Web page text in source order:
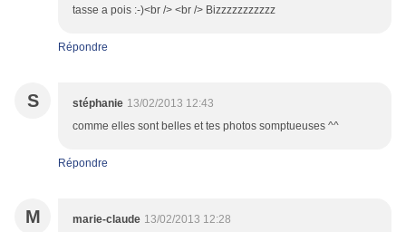
tasse a pois :-)<br /> <br /> Bizzzzzzzzzzz
Répondre
S stéphanie 13/02/2013 12:43
comme elles sont belles et tes photos somptueuses ^^
Répondre
M marie-claude 13/02/2013 12:28